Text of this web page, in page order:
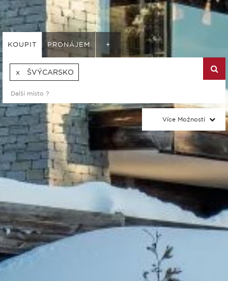
KOUPIT PRONÁJEM +
ŠVÝCARSKO
Více Možností